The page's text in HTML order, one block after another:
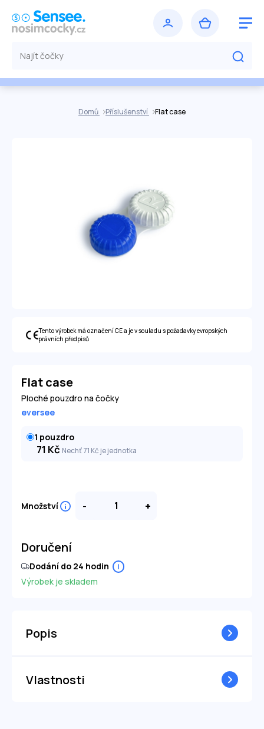
Domů Příslušenství Flat case
Tento výrobek má označení CE a je v souladu s požadavky evropských
právních předpisů
Flat case
Ploché pouzdro na čočky
eversee
1 pouzdro
71 Kč Nechť 71 Kč je jednotka
Množství - +
Doručení
Výrobek je skladem
Dodání do 24 hodin i
Popis
Vlastnosti